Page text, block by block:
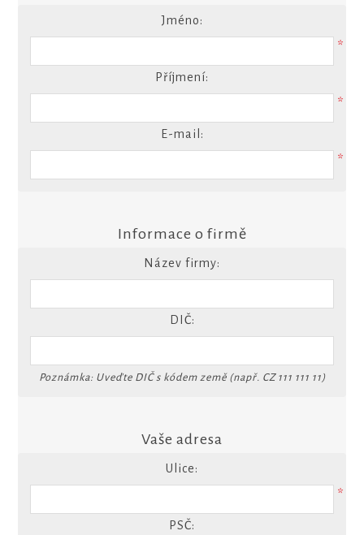
Jméno:
*
Příjmení:
*
E-mail:
*
Informace o firmě
Název firmy:
DIČ:
Poznámka: Uveďte DIČ s kódem země (např. CZ 111 111 11)
Vaše adresa
Ulice:
*
PSČ: